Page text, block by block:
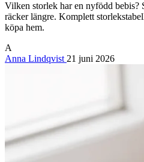
Vilken storlek har en nyfödd bebis?
räcker längre. Komplett
köpa hem.
A
Anna Lindqvist 21 juni 2026